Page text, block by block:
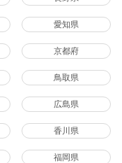
愛知県
京都府
鳥取県
広島県
香川県
福岡県